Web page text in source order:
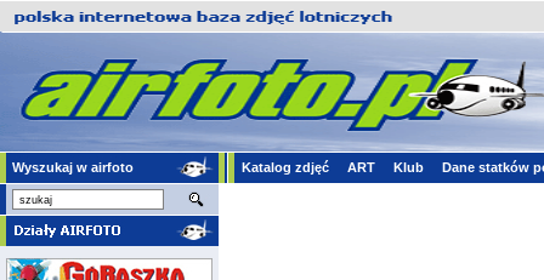
Wyszukaj w airfoto Katalog zdjęć ART Klub Dane statków